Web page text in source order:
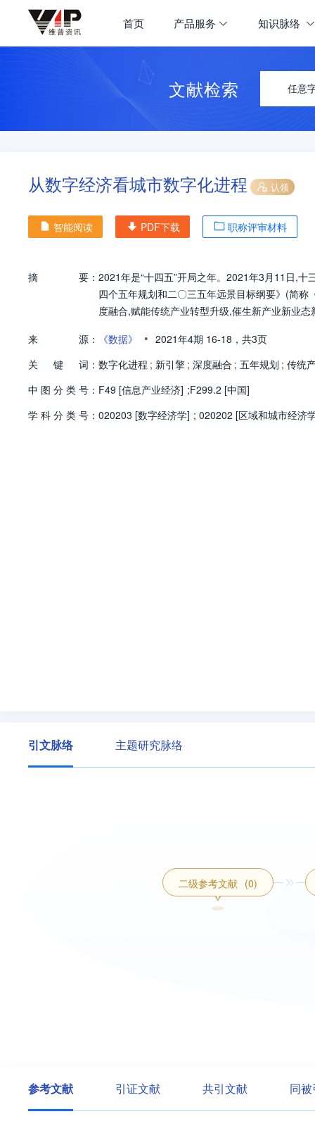
首页 产品服务 知识脉络
文献检索 任意
从数字经济看城市数字化进程 认领
智能阅读 PDF下载 职称评审材料
摘 要： 2021年是“十四五”开局之年。2021年3月11日,
四个五年规划和二〇三五年远景目标纲要》(简
度融合,赋能传统产业转型升级,催生新产业新业
来
源： 《数据》 • 2021年4期 16-18， 共3页
关
键 词： 数字化进程 ; 新引擎 ; 深度融合 ; 五年规划 ; 传统
中 图 分 类 号： F49 [信息产业经济] ;F299.2 [中国]
学 科 分 类 号： 020203 [数字经济学] ; 020202 [区域和城市经济
引文脉络 主题研究脉络
二级参考文献 (0)
参考文献 引证文献 共引文献 同